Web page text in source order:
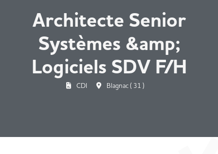
Architecte Senior
Systèmes &amp;
Logiciels SDV F/H
CDI Blagnac ( 31 )